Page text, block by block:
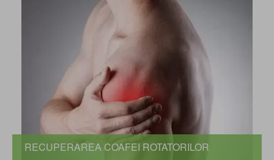
RECUPERAREA COAFEI ROTATORILOR